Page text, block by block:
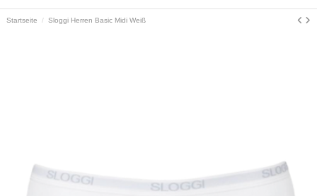
Startseite Sloggi Herren Basic Midi Weiß